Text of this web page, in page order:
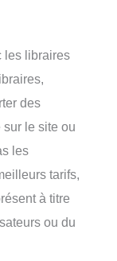
les libraires
des
sur le site ou
les
tarifs,
à titre
ou du